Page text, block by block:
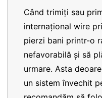
Când trimiți sau
internațional wire
pierzi bani printr-o
nefavorabilă și să
urmare. Asta
un sistem învechit